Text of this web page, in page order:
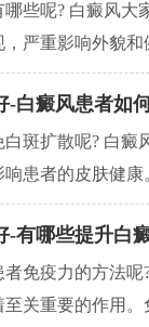
些呢? 白癜风
，严重影响外貌
-白癜风患者如
斑扩散呢? 白
响患者的皮肤健
-有哪些提升白
免疫力的方法
至关重要的作用